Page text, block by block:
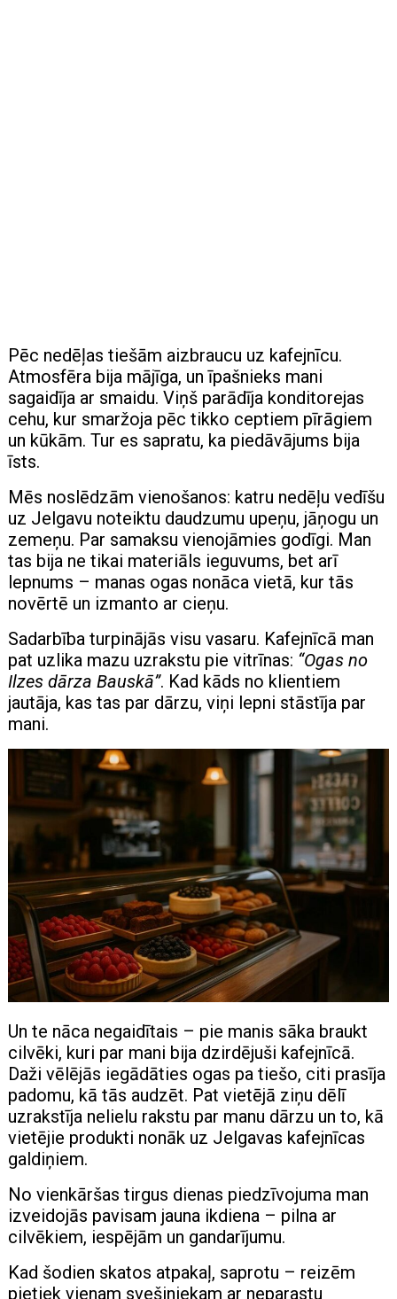
Pēc nedēļas tiešām aizbraucu uz kafejnīcu.
Atmosfēra bija mājīga, un īpašnieks mani
sagaidīja ar smaidu. Viņš parādīja konditorejas
cehu, kur smaržoja pēc tikko ceptiem pīrāgiem
un kūkām. Tur es sapratu, ka piedāvājums bija
īsts.
Mēs noslēdzām vienošanos: katru nedēļu vedīšu
uz Jelgavu noteiktu daudzumu upeņu, jāņogu un
zemeņu. Par samaksu vienojāmies godīgi. Man
tas bija ne tikai materiāls ieguvums, bet arī
lepnums – manas ogas nonāca vietā, kur tās
novērtē un izmanto ar cieņu.
Sadarbība turpinājās visu vasaru. Kafejnīcā man
pat uzlika mazu uzrakstu pie vitrīnas: “Ogas no
Ilzes dārza Bauskā”. Kad kāds no klientiem
jautāja, kas tas par dārzu, viņi lepni stāstīja par
mani.
Un te nāca negaidītais – pie manis sāka braukt
cilvēki, kuri par mani bija dzirdējuši kafejnīcā.
Daži vēlējās iegādāties ogas pa tiešo, citi prasīja
padomu, kā tās audzēt. Pat vietējā ziņu dēlī
uzrakstīja nelielu rakstu par manu dārzu un to, kā
vietējie produkti nonāk uz Jelgavas kafejnīcas
galdiņiem.
No vienkāršas tirgus dienas piedzīvojuma man
izveidojās pavisam jauna ikdiena – pilna ar
cilvēkiem, iespējām un gandarījumu.
Kad šodien skatos atpakaļ, saprotu – reizēm
pietiek vienam svešiniekam ar neparastu